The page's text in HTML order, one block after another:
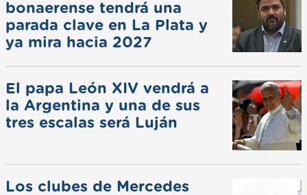
bonaerense tendrá una
parada clave en La Plata y
ya mira hacia 2027
El papa León XIV vendrá a
la Argentina y una de sus
tres escalas será Luján
Los clubes de Mercedes